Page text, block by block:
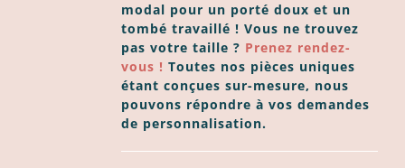
modal pour un porté doux et un
tombé travaillé !Vous ne trouvez
pas votre taille ? Prenez rendez-
vous ! Toutes nos pièces uniques
étant conçues sur-mesure, nous
pouvons répondre à vos demandes
de personnalisation.